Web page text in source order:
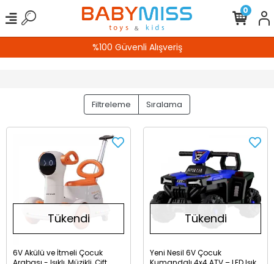
%100 Güvenli Alışveriş
0
Filtreleme Sıralama
Tükendi
6V Akülü ve İtmeli Çocuk
Tükendi
Yeni Nesil 6V Çocuk